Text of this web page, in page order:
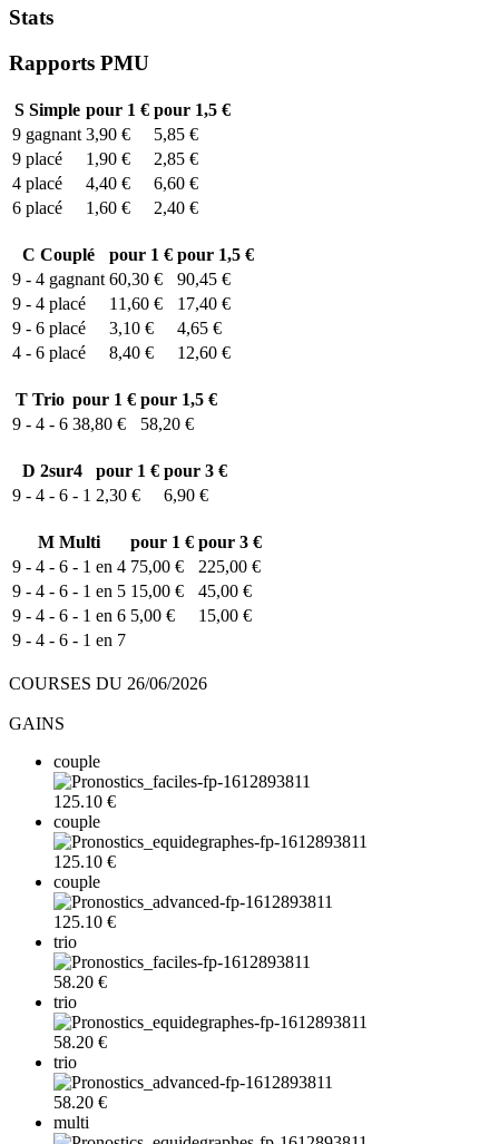
Stats
Rapports PMU
SSimple pour 1 € pour 1,5 €
9 gagnant 3,90 €
5,85 €
9 placé 1,90 €
2,85 €
4 placé 4,40 €
6,60 €
6 placé 1,60 € 2,40 €
C Couplé pour 1 € pour 1,5 €
9 - 4 gagnant 60,30 €
90,45 €
9 - 4 placé 11,60 €
17,40 €
9 - 6 placé 3,10 €
4,65 €
4 - 6 placé 8,40 € 12,60 €
T Trio pour 1 € pour 1,5 €
9 - 4 - 6 38,80 € 58,20 €
D 2sur4 pour 1 € pour 3 €
9 - 4 - 6 - 1 2,30 € 6,90 €
M Multi pour 1 € pour 3 €
9 - 4 - 6 - 1 en 4 75,00 €
225,00 €
9 - 4 - 6 - 1 en 5 15,00 €
45,00 €
9 - 4 - 6 - 1 en 6 5,00 €
15,00 €
9 - 4 - 6 - 1 en 7
COURSES DU 26/06/2026
GAINS
couple
125.10 €
couple
125.10 €
couple
125.10 €
trio
58.20 €
trio
58.20 €
trio
58.20 €
multi